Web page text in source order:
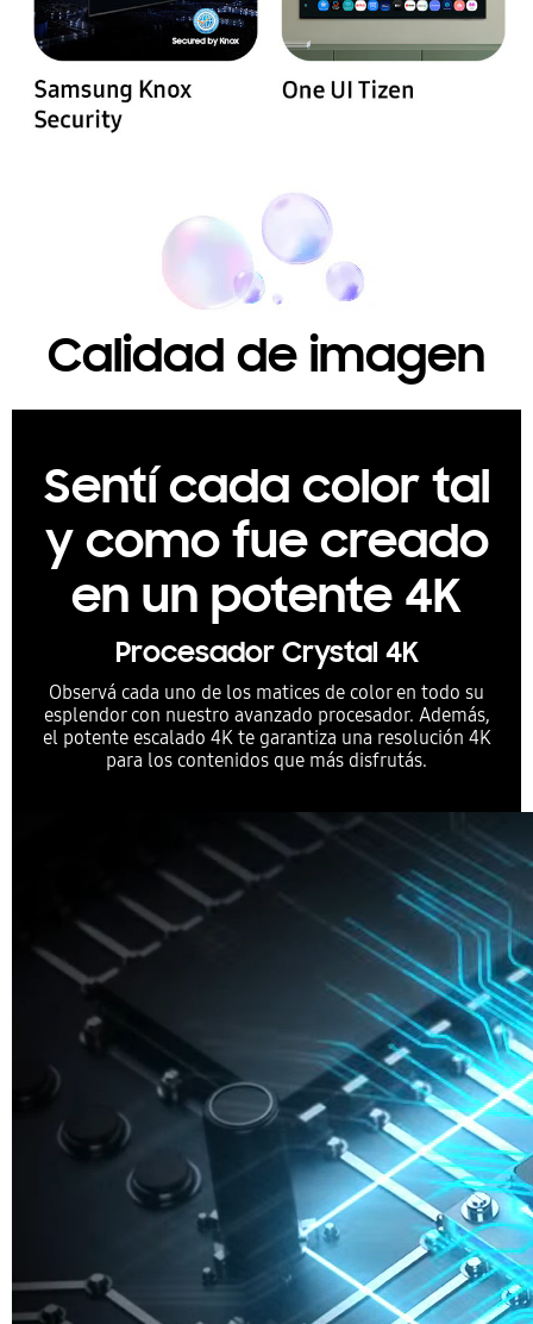
Calidad de imagen
Sentí cada color tal
y como fue creado
en un potente 4K
Procesador Crystal 4K
Observá cada uno de los matices de color en todo su
esplendor con nuestro avanzado procesador. Además,
el potente escalado 4K te garantiza una resolución 4K
para los contenidos que más disfrutás.